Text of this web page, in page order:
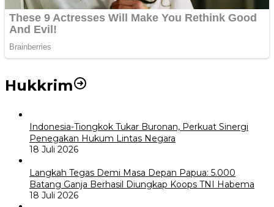
Hukkrim
Indonesia-Tiongkok Tukar Buronan, Perkuat Sinergi
Penegakan Hukum Lintas Negara
18 Juli 2026
Langkah Tegas Demi Masa Depan Papua: 5.000
Batang Ganja Berhasil Diungkap Koops TNI Habema
18 Juli 2026